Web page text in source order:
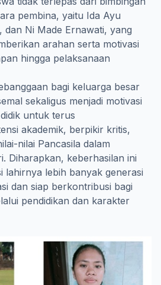
pembina, yaitu Ida Ayu
dan Ni Made Ernawati, yang
arahan serta motivasi
hingga pelaksanaan
bagi keluarga besar
sekaligus menjadi motivasi
untuk terus
akademik, berpikir kritis,
nilai Pancasila dalam
Diharapkan, keberhasilan ini
lahirnya lebih banyak generasi
dan siap berkontribusi bagi
pendidikan dan karakter